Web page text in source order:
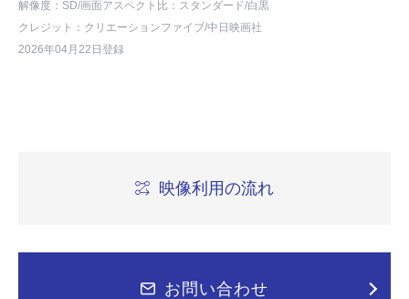
解像度：SD/画面アスペクト比：スタンダード/白黒
クレジット：クリエーションファイブ/中日映画社
2026年04月22日登録
映像利用の流れ
お問い合わせ